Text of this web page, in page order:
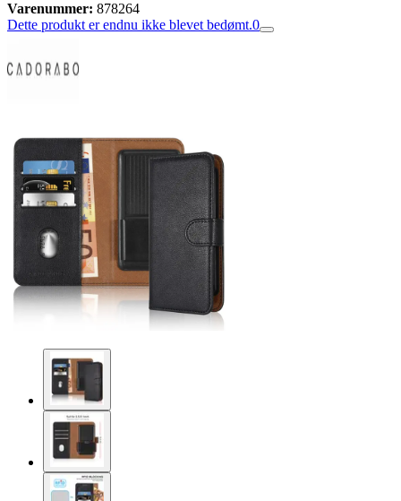
Varenummer: 878264
Dette produkt er endnu ikke blevet bedømt.0